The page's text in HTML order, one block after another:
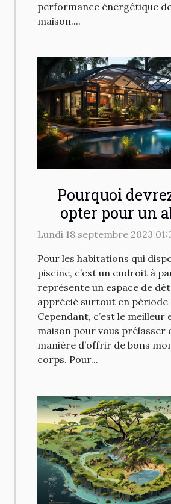
performance énergétique
maison....
Pourquoi
opter pour un
piscine ?
Lundi 18 septembre 2023
Pour les habitations qui
piscine, c’est un endroit à
représente un espace de
apprécié surtout en période
Cependant, c’est le meilleur
maison pour vous prélasser
manière d’offrir de bons
corps. Pour...